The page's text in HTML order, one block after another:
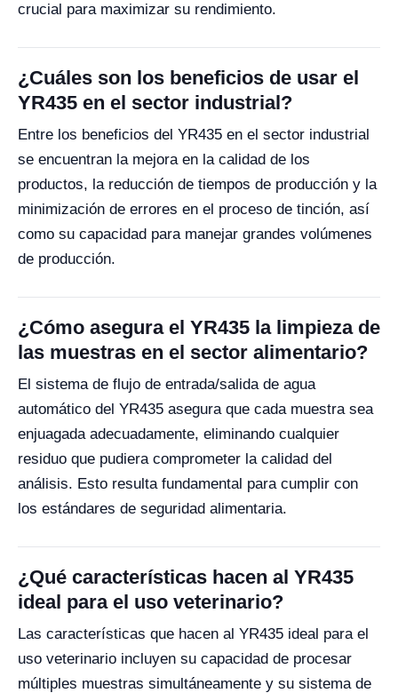
crucial para maximizar su rendimiento.
¿Cuáles son los beneficios de usar el
YR435 en el sector industrial?
Entre los beneficios del YR435 en el sector industrial
se encuentran la mejora en la calidad de los
productos, la reducción de tiempos de producción y la
minimización de errores en el proceso de tinción, así
como su capacidad para manejar grandes volúmenes
de producción.
¿Cómo asegura el YR435 la limpieza de
las muestras en el sector alimentario?
El sistema de flujo de entrada/salida de agua
automático del YR435 asegura que cada muestra sea
enjuagada adecuadamente, eliminando cualquier
residuo que pudiera comprometer la calidad del
análisis. Esto resulta fundamental para cumplir con
los estándares de seguridad alimentaria.
¿Qué características hacen al YR435
ideal para el uso veterinario?
Las características que hacen al YR435 ideal para el
uso veterinario incluyen su capacidad de procesar
múltiples muestras simultáneamente y su sistema de